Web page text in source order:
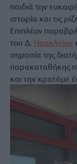
παιδιά την
ιστορία και τις
Επιπλέον
του Δ. Ηρακλείου
σημασία της
παρακαταθήκης
και την κρατάμε